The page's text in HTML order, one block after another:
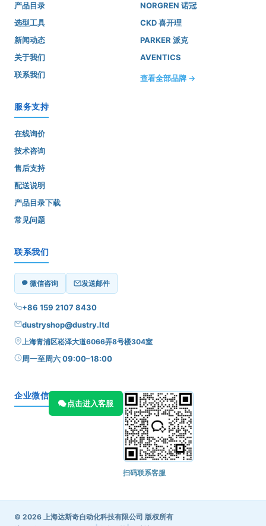
产品目录
选型工具
新闻动态
关于我们
联系我们
NORGREN 诺冠
CKD 喜开理
PARKER 派克
AVENTICS
查看全部品牌 →
服务支持
在线询价
技术咨询
售后支持
配送说明
产品目录下载
常见问题
联系我们
微信咨询 发送邮件
+86 159 2107 8430
dustryshop@dustry.ltd
上海青浦区崧泽大道6066弄8号楼304室
周一至周六 09:00–18:00
企业微信
点击进入客服
扫码联系客服
© 2026 上海达斯奇自动化科技有限公司 版权所有